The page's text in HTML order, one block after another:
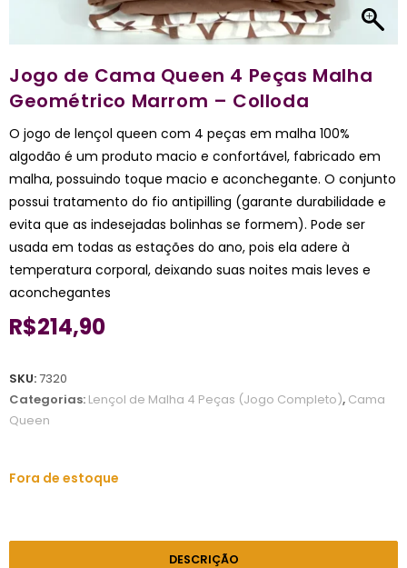
Jogo de Cama Queen 4 Peças Malha
Geométrico Marrom – Colloda
O jogo de lençol queen com 4 peças em malha 100%
algodão é um produto macio e confortável, fabricado em
malha, possuindo toque macio e aconchegante. O conjunto
possui tratamento do fio antipilling (garante durabilidade e
evita que as indesejadas bolinhas se formem). Pode ser
usada em todas as estações do ano, pois ela adere à
temperatura corporal, deixando suas noites mais leves e
aconchegantes
R$214,90
SKU:7320
Categorias: Lençol de Malha 4 Peças (Jogo Completo), Cama
Queen
Fora de estoque
DESCRIÇÃO